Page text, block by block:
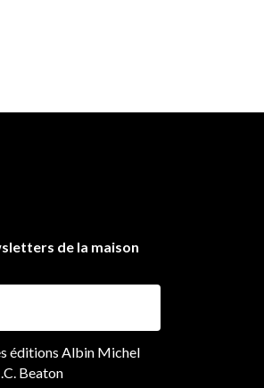
de la maison
éditions Albin Michel
Beaton